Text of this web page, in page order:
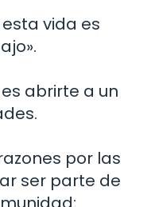
vida es
abrirte a un
por las
ser parte de